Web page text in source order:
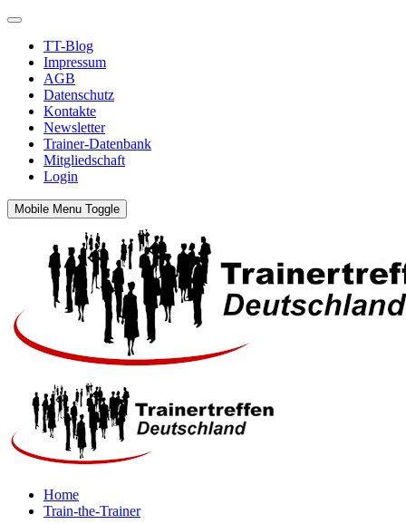
TT-Blog
Impressum
AGB
Datenschutz
Kontakte
Newsletter
Trainer-Datenbank
Mitgliedschaft
Login
Mobile Menu Toggle
Home
Train-the-Trainer